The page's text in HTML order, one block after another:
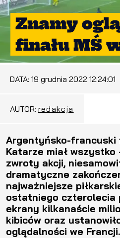
Znamy
finału MŚ
DATA: 19 grudnia 2022 12:24:01
AUTOR: redakcja
Argentyńsko-francuski
Katarze miał wszystko
zwroty akcji,
dramatyczne
najważniejsze
ostatniego czterolecia
ekrany kilkanaście
kibiców oraz
oglądalności we Francji.